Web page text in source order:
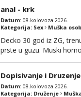
anal - krk
Datum: 08.kolovoza 2026.
Kategorija: Sex Muška
Decko 30 god iz ZG,
prste u guzu. Muski
Dopisivanje i
Datum: 08.kolovoza 2026.
Kategorija: Druženje